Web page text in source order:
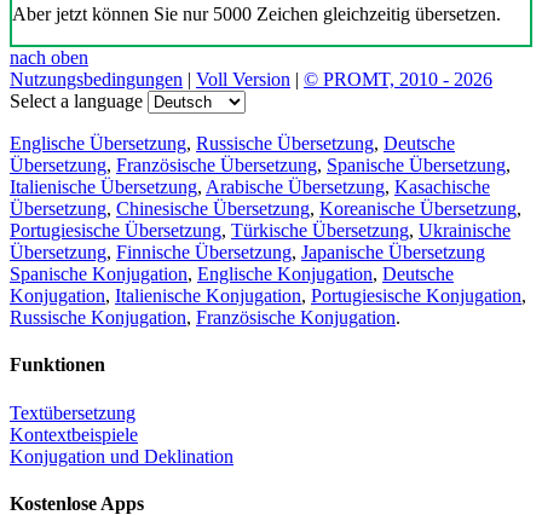
Aber jetzt können Sie nur 5000 Zeichen gleichzeitig übersetzen.
nach oben
Nutzungsbedingungen | Voll Version | © PROMT, 2010 - 2026
Select a language
Englische Übersetzung, Russische Übersetzung, Deutsche
Übersetzung, Französische Übersetzung, Spanische Übersetzung,
Italienische Übersetzung, Arabische Übersetzung, Kasachische
Übersetzung, Chinesische Übersetzung, Koreanische Übersetzung,
Portugiesische Übersetzung, Türkische Übersetzung, Ukrainische
Übersetzung, Finnische Übersetzung, Japanische Übersetzung
Spanische Konjugation, Englische Konjugation, Deutsche
Konjugation, Italienische Konjugation, Portugiesische Konjugation,
Russische Konjugation, Französische Konjugation.
Funktionen
Textübersetzung
Kontextbeispiele
Konjugation und Deklination
Kostenlose Apps